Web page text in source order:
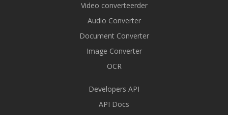
Video converteerder
Audio Converter
Document Converter
Image Converter
OCR
Developers API
API Docs